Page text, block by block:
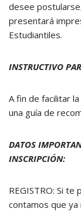
desee
presentará
Estudiantiles.
INSTRUCTIVO
A fin de facilitar
una guía de
DATOS
INSCRIPCIÓN:
REGISTRO: Si
contamos que ya